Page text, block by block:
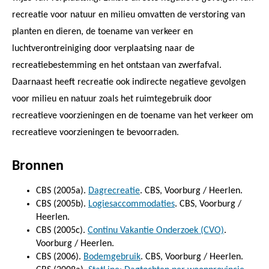
recreatie voor natuur en milieu omvatten de verstoring van
planten en dieren, de toename van verkeer en
luchtverontreiniging door verplaatsing naar de
recreatiebestemming en het ontstaan van zwerfafval.
Daarnaast heeft recreatie ook indirecte negatieve gevolgen
voor milieu en natuur zoals het ruimtegebruik door
recreatieve voorzieningen en de toename van het verkeer om
recreatieve voorzieningen te bevoorraden.
Bronnen
CBS (2005a). Dagrecreatie. CBS, Voorburg / Heerlen.
CBS (2005b). Logiesaccommodaties. CBS, Voorburg /
Heerlen.
CBS (2005c). Continu Vakantie Onderzoek (CVO).
Voorburg / Heerlen.
CBS (2006). Bodemgebruik. CBS, Voorburg / Heerlen.